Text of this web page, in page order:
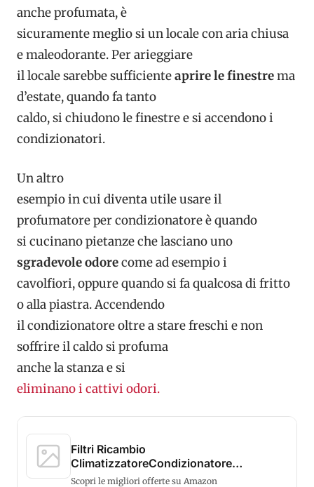
anche profumata, è
sicuramente meglio si un locale con aria chiusa
e maleodorante. Per arieggiare
il locale sarebbe sufficienteaprire le finestrema
d’estate, quando fa tanto
caldo, si chiudono le finestre e si accendono i
condizionatori.
Un altro
esempio in cui diventa utile usare il
profumatore per condizionatore è quando
si cucinano pietanze che lasciano uno
sgradevole odorecome ad esempio i
cavolfiori, oppure quando si fa qualcosa di fritto
o alla piastra. Accendendo
il condizionatore oltre a stare freschi e non
soffrire il caldo si profuma
anche la stanza e si
eliminano i cattivi odori.
Filtri Ricambio
ClimatizzatoreCondizionatore
Elettrostatici
Scopri le migliori offerte su Amazon